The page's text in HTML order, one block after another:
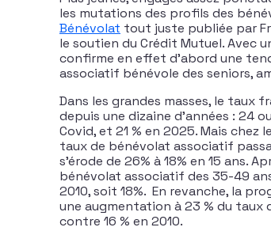
les mutations des profils des
Bénévolat tout juste publiée par
le soutien du Crédit Mutuel. Avec
confirme en effet d’abord une
associatif bénévole des seniors,
Dans les grandes masses, le taux
depuis une dizaine d’années : 24
Covid, et 21 % en 2025. Mais
taux de bénévolat associatif
s’érode de 26% à 18% en 15 ans.
bénévolat associatif des 35-49
2010, soit 18%. En revanche, la
une augmentation à 23 % du taux
contre 16 % en 2010.